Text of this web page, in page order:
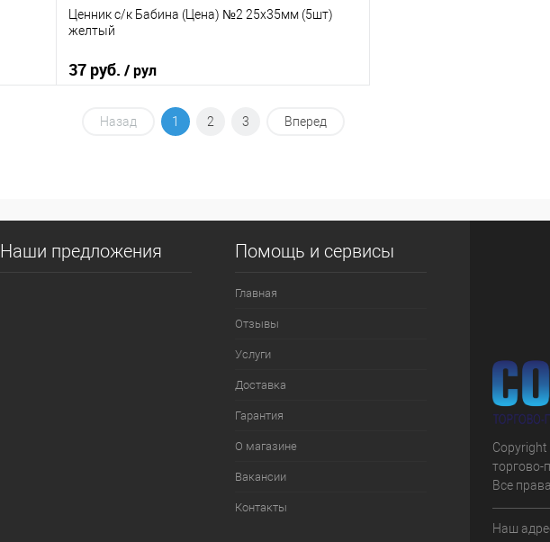
Ценник с/к Бабина (Цена) №2 25х35мм (5шт)
желтый
37 руб. / рул
В корзину
Назад 1 2 3 Вперед
Наши предложения Помощь и сервисы
Главная
Отзывы
Услуги
Доставка
Гарантия
О магазине
Вакансии
Контакты
торгово-
Все
Наш